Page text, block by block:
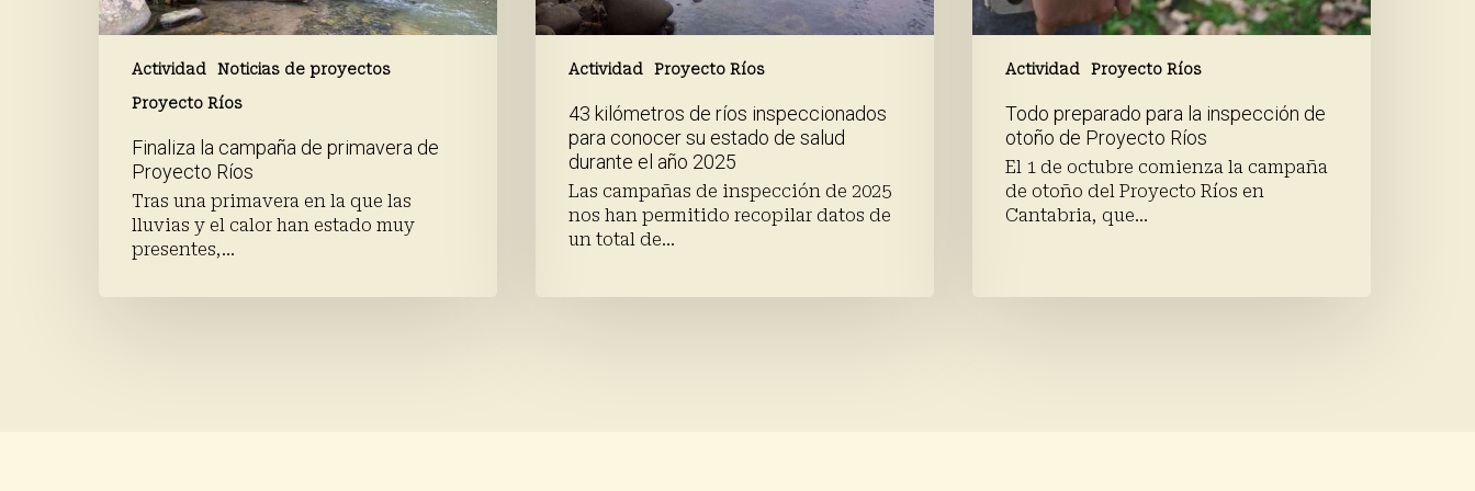
Actividad
Noticias de proyectos
Proyecto Ríos
Finaliza la campaña de primavera de
Proyecto Ríos
Tras una primavera en la que las
lluvias y el calor han estado muy
presentes,…
Actividad Proyecto Ríos
salud
202543 kilómetros de ríos inspeccionados
para conocer su estado de salud
durante el año 2025
Las campañas de inspección de 2025
nos han permitido recopilar datos de
un total de…
Actividad Proyecto Ríos
Todo preparado para la inspección de
otoño de Proyecto Ríos
El 1 de octubre comienza la campaña
de otoño del Proyecto Ríos en
Cantabria, que…